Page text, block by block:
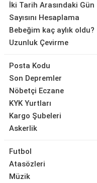
İki Tarih Arasındaki Gün
Sayısını Hesaplama
Bebeğim kaç aylık oldu?
Uzunluk Çevirme
Posta Kodu
Son Depremler
Nöbetçi Eczane
KYK Yurtları
Kargo Şubeleri
Askerlik
Futbol
Atasözleri
Müzik